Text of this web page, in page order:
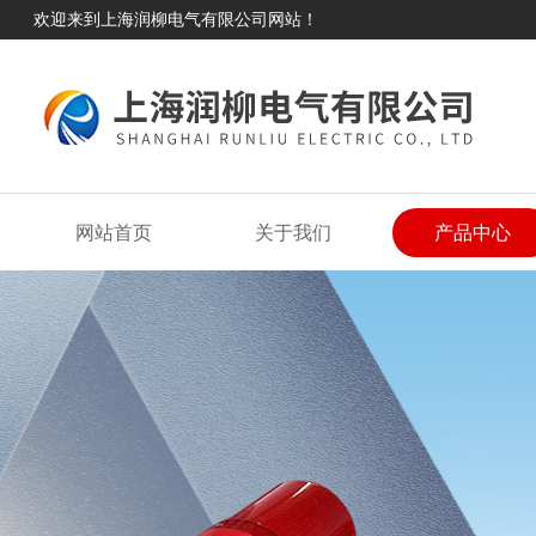
欢迎来到上海润柳电气有限公司网站！
网站首页 关于我们 产品中心